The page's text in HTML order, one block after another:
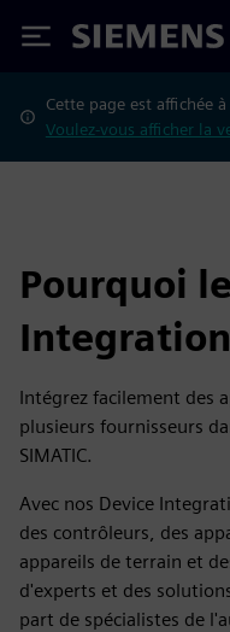
Siemens
Cette page est affichée
Voulez-vous afficher la
Pourquoi
Intégrez facilement des
plusieurs fournisseurs
SIMATIC.
Avec nos Device
des contrôleurs, des
appareils de terrain et
d'experts et des
part de spécialistes de